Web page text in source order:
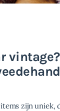
zijn uniek,